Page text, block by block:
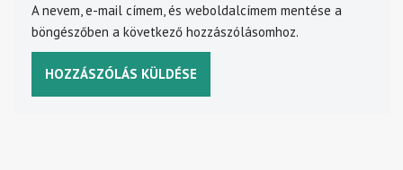
A nevem, e-mail címem, és weboldalcímem mentése a
böngészőben a következő hozzászólásomhoz.